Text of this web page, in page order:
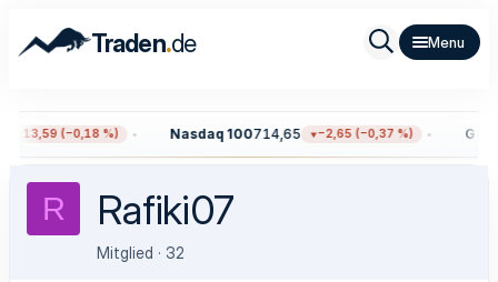
Traden.de
−13,59 (−0,18 %) Nasdaq 100714,65 −2,65 (−0,37 %) Gold
R Rafiki07
Mitglied · 32